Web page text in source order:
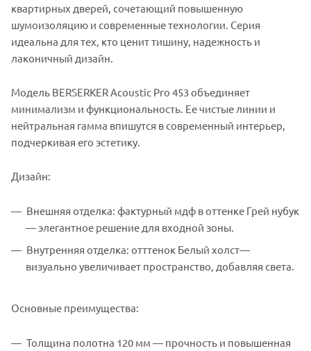
квартирных дверей, сочетающий повышенную
шумоизоляцию и современные технологии. Серия
идеальна для тех, кто ценит тишину, надежность и
лаконичный дизайн.
Модель BERSERKER Acoustic Pro 453 объединяет
минимализм и функциональность. Ее чистые линии и
нейтральная гамма впишутся в современный интерьер,
подчеркивая его эстетику.
Дизайн:
Внешняя отделка: фактурный мдф в оттенке Грей нубук
— элегантное решение для входной зоны.
Внутренняя отделка: отттенок Белый холст—
визуально увеличивает пространство, добавляя света.
Основные преимущества:
Толщина полотна 120 мм — прочность и повышенная